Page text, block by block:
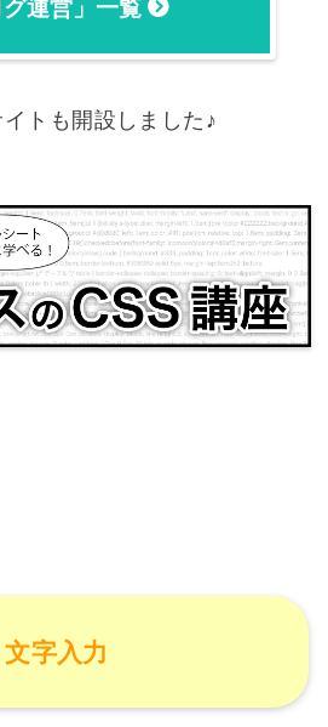
グ運営」一覧
トも開設しました♪
文字入力